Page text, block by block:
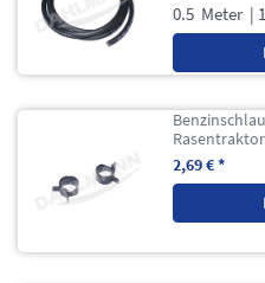
0.5 Meter |
2,69 € *